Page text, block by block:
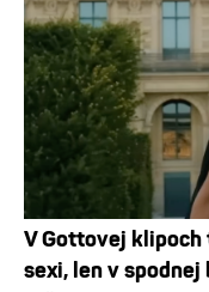
V Gottovej klipoch
sexi, len v spodnej